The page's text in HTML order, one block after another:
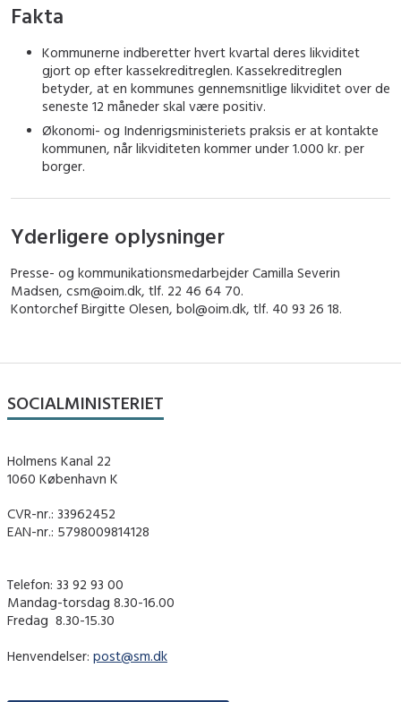
Fakta
Kommunerne indberetter hvert kvartal deres likviditet
gjort op efter kassekreditreglen. Kassekreditreglen
betyder, at en kommunes gennemsnitlige likviditet over de
seneste 12 måneder skal være positiv.
Økonomi- og Indenrigsministeriets praksis er at kontakte
kommunen, når likviditeten kommer under 1.000 kr. per
borger.
Yderligere oplysninger
Presse- og kommunikationsmedarbejder Camilla Severin
Madsen, csm@oim.dk, tlf. 22 46 64 70.
Kontorchef Birgitte Olesen, bol@oim.dk, tlf. 40 93 26 18.
SOCIALMINISTERIET
Holmens Kanal 22
1060 København K
CVR-nr.: 33962452
EAN-nr.: 5798009814128
Telefon: 33 92 93 00
Mandag-torsdag 8.30-16.00
Fredag ​ 8.30-15.30
Henvendelser: post@sm.dk